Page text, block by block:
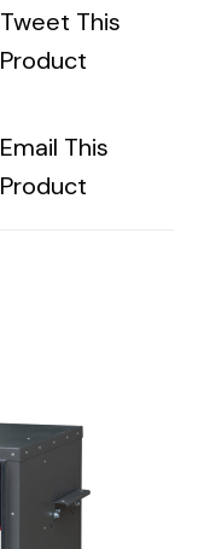
Tweet This
Product
Email This
Product